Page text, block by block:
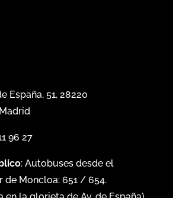
España, 51, 28220
96 27
: Autobuses desde el
de Moncloa: 651/ 654.